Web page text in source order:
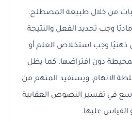
من خلال طبيعة المصطلح.
وجب تحديد الفعل والنتيجة
ذهنيًا وجب استخلاص العلم أو
دون افتراضها. كما يظل
الاتهام، ويستفيد المتهم من
في تفسير النصوص العقابية
القياس عليها.